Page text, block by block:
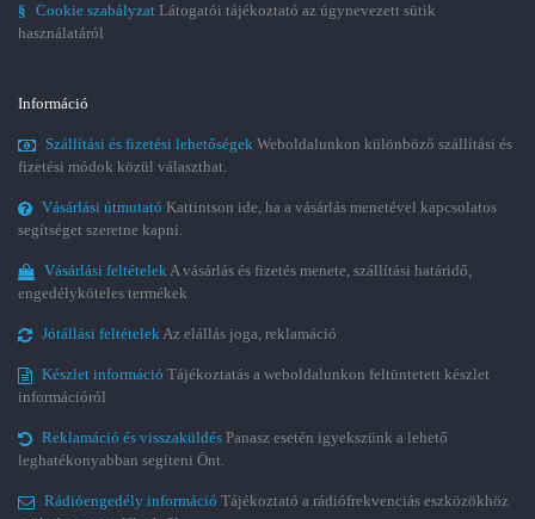
§ Cookie szabályzat Látogatói tájékoztató az úgynevezett sütik
használatáról
Információ
Szállítási és fizetési lehetőségek Weboldalunkon különböző szállítási és
fizetési módok közül választhat.
Vásárlási útmutató Kattintson ide, ha a vásárlás menetével kapcsolatos
segítséget szeretne kapni.
Vásárlási feltételekA vásárlás és fizetés menete, szállítási határidő,
engedélyköteles termékek
Jótállási feltételekAz elállás joga, reklamáció
Készlet információ Tájékoztatás a weboldalunkon feltüntetett készlet
információról
Reklamáció és visszaküldés Panasz esetén igyekszünk a lehető
leghatékonyabban segíteni Önt.
Rádióengedély információ Tájékoztató a rádiófrekvenciás eszközökhöz